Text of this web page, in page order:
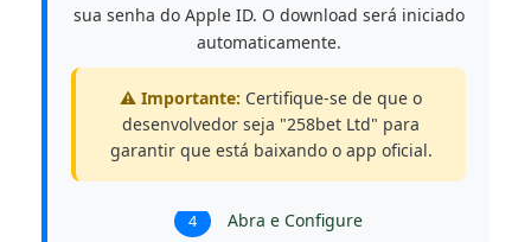
sua senha do Apple ID. O download será iniciado
automaticamente.
⚠️ Importante: Certifique-se de que o
desenvolvedor seja "258bet Ltd" para
garantir que está baixando o app oficial.
4
Abra e Configure